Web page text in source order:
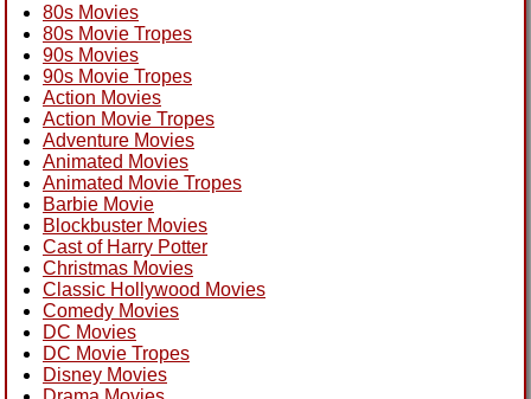
80s Movies
80s Movie Tropes
90s Movies
90s Movie Tropes
Action Movies
Action Movie Tropes
Adventure Movies
Animated Movies
Animated Movie Tropes
Barbie Movie
Blockbuster Movies
Cast of Harry Potter
Christmas Movies
Classic Hollywood Movies
Comedy Movies
DC Movies
DC Movie Tropes
Disney Movies